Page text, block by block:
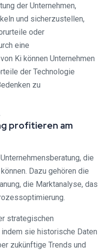
der Unternehmen,
und sicherzustellen,
oder
eine
Ki können Unternehmen
der Technologie
zu
profitieren am
die
Dazu gehören die
die Marktanalyse, das
strategischen
sie historische Daten
zukünftige Trends und